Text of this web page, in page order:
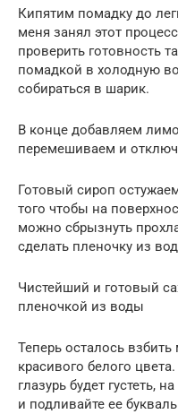
Кипятим помадку до
меня занял этот
проверить готовность
помадкой в холодную
собираться в шарик.
В конце добавляем
перемешиваем и
Готовый сироп
того чтобы на
можно сбрызнуть
сделать пленочку из
Чистейший и готовый
пленочкой из воды
Теперь осталось
красивого белого
глазурь будет густеть,
и подливайте ее